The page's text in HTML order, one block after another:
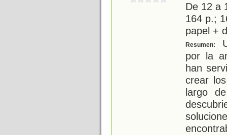
De 12 a
164 p.;
papel +
Resumen:
por la
han
crear
largo